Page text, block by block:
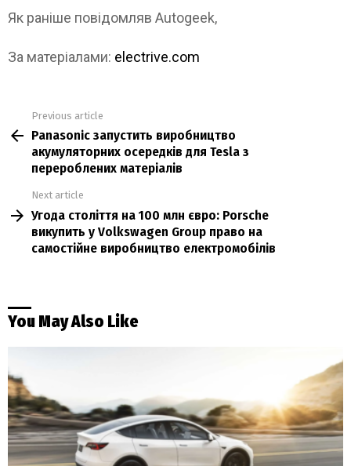
Як раніше повідомляв Autogeek,
За матеріалами: electrive.com
more
Previous article
Panasonic запустить виробництво
акумуляторних осередків для Tesla з
перероблених матеріалів
Next article
Угода століття на 100 млн євро: Porsche
викупить у Volkswagen Group право на
самостійне виробництво електромобілів
You May Also Like